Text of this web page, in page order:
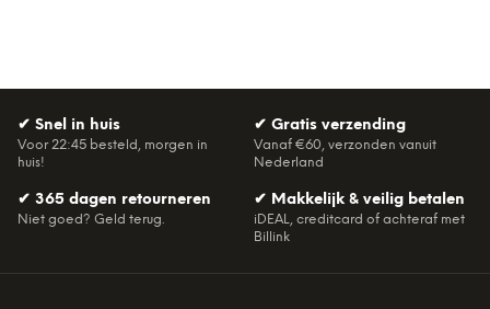
✔ Snel in huis
Voor 22:45 besteld, morgen in
huis!
✔ Gratis verzending
Vanaf €60, verzonden vanuit
Nederland
✔ 365 dagen retourneren
Niet goed? Geld terug.
✔ Makkelijk & veilig betalen
iDEAL, creditcard of achteraf met
Billink